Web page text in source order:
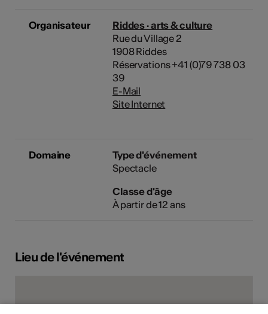
Organisateur
Riddes · arts & culture
Rue du Village 2
1908 Riddes
Réservations +41 (0)79 738 03
39
E-Mail
Site Internet
Domaine
Type d'événement
Spectacle
Classe d'âge
À partir de 12 ans
Lieu de l'événement